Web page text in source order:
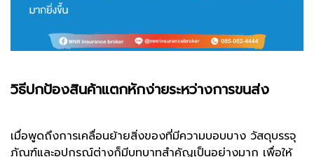
วิธีปกป้องสินค้าแตกหักง่ายระหว่างการขนส่ง
เมื่อพูดถึงการเคลื่อนย้ายสิ่งของที่มีความบอบบาง วัสดุบรรจุ
ภัณฑ์และอุปกรณ์ต่างก็มีบทบาทสำคัญเป็นอย่างมาก เพื่อให้